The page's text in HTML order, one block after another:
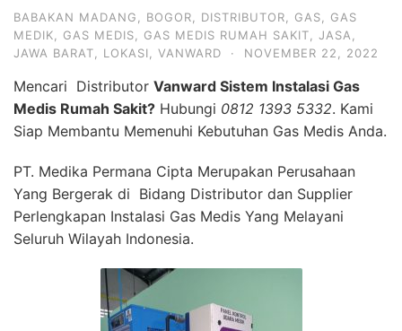
BABAKAN MADANG BOGOR DISTRIBUTOR GAS
GAS
MEDIK
GAS MEDIS GAS MEDIS RUMAH SAKIT JASA
JAWA BARAT
LOKASI VANWARD · NOVEMBER 22, 2022
Mencari Distributor Vanward Sistem Instalasi Gas
Medis Rumah Sakit? Hubungi 0812 1393 5332. Kami
Siap Membantu Memenuhi Kebutuhan Gas Medis Anda.
PT. Medika Permana Cipta Merupakan Perusahaan
Yang Bergerak di Bidang Distributor dan Supplier
Perlengkapan Instalasi Gas Medis Yang Melayani
Seluruh Wilayah Indonesia.